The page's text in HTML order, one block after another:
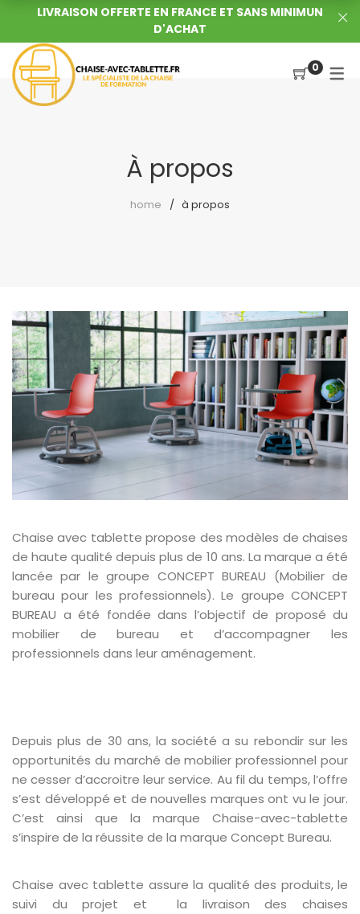
LIVRAISON OFFERTE EN FRANCE ET SANS MINIMUN
D'ACHAT
0
À propos
home à propos
Chaise avec tablette propose des modèles de chaises
de haute qualité depuis plus de 10 ans. La marque a été
lancée par le groupe CONCEPT BUREAU (Mobilier de
bureau pour les professionnels). Le groupe CONCEPT
BUREAU a été fondée dans l’objectif de proposé du
mobilier de bureau et d’accompagner les
professionnels dans leur aménagement.
Depuis plus de 30 ans, la société a su rebondir sur les
opportunités du marché de mobilier professionnel pour
ne cesser d’accroitre leur service. Au fil du temps, l’offre
s’est développé et de nouvelles marques ont vu le jour.
C’est ainsi que la marque Chaise-avec-tablette
s’inspire de la réussite de la marque Concept Bureau.
Chaise avec tablette assure la qualité des produits, le
suivi du projet et la livraison des chaises